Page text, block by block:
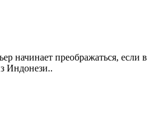
начинает преображаться, если в
Индонези..